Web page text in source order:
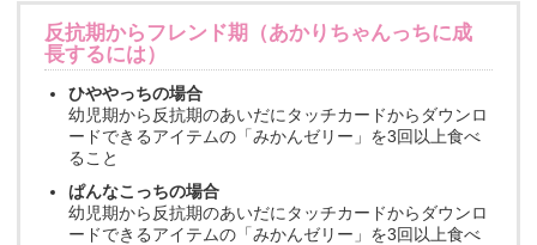
反抗期からフレンド期（あかりちゃんっちに成
長するには）
ひややっちの場合
幼児期から反抗期のあいだにタッチカードからダウンロ
ードできるアイテムの「みかんゼリー」を3回以上食べ
ること
ぱんなこっちの場合
幼児期から反抗期のあいだにタッチカードからダウンロ
ードできるアイテムの「みかんゼリー」を3回以上食べ